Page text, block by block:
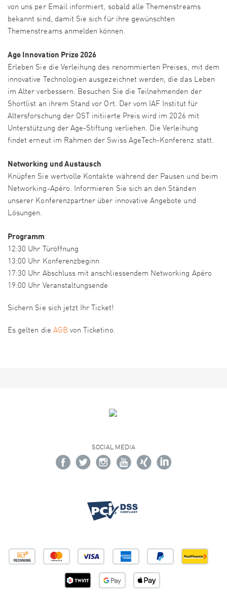
von uns per Email informiert, sobald alle Themenstreams
bekannt sind, damit Sie sich für ihre gewünschten
Themenstreams anmelden können.
Age Innovation Prize 2026
Erleben Sie die Verleihung des renommierten Preises, mit dem
innovative Technologien ausgezeichnet werden, die das Leben
im Alter verbessern. Besuchen Sie die Teilnehmenden der
Shortlist an ihrem Stand vor Ort. Der vom IAF Institut für
Altersforschung der OST initiierte Preis wird im 2026 mit
Unterstützung der Age-Stiftung verliehen. Die Verleihung
findet erneut im Rahmen der Swiss AgeTech-Konferenz statt.
Networking und Austausch
Knüpfen Sie wertvolle Kontakte während der Pausen und beim
Networking-Apéro. Informieren Sie sich an den Ständen
unserer Konferenzpartner über innovative Angebote und
Lösungen.
Programm
12:30 Uhr Türöffnung
13:00 Uhr Konferenzbeginn
17:30 Uhr Abschluss mit anschliessendem Networking Apéro
19:00 Uhr Veranstaltungsende
Sichern Sie sich jetzt Ihr Ticket!
Es gelten die AGB von Ticketino.
SOCIAL MEDIA